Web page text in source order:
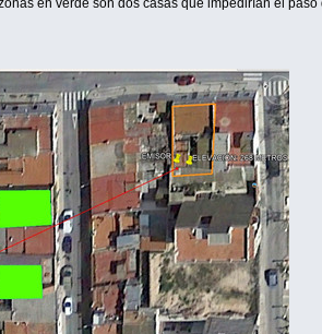
en verde son dos casas que impedirían el